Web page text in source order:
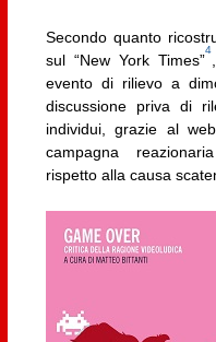
Secondo quanto
sul “New York Times”
4
evento di rilievo a
discussione priva di
individui, grazie al
campagna
rispetto alla causa